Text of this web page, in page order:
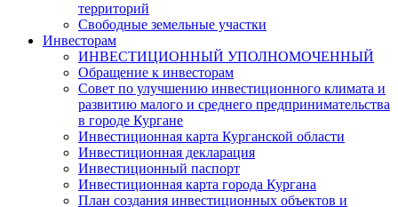
территорий
Свободные земельные участки
Инвесторам
ИНВЕСТИЦИОННЫЙ УПОЛНОМОЧЕННЫЙ
Обращение к инвесторам
Совет по улучшению инвестиционного климата и
развитию малого и среднего предпринимательства
в городе Кургане
Инвестиционная карта Курганской области
Инвестиционная декларация
Инвестиционный паспорт
Инвестиционная карта города Кургана
План создания инвестиционных объектов и